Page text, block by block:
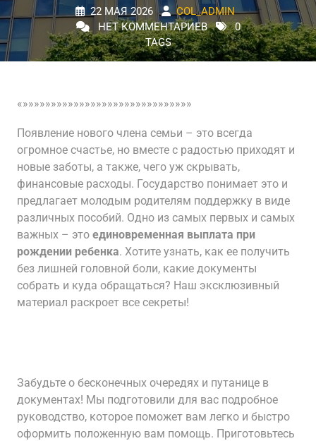
22 МАЯ 2026
COL_ADMIN
НЕТ КОММЕНТАРИЕВ
0
TAGS
«»»»»»»»»»»»»»»»»»»»»»»»»»»»»»»
Появление нового члена семьи – это всегда
огромное счастье, но вместе с радостью приходят и
новые заботы, а также, чего уж скрывать,
финансовые расходы. Государство понимает это и
предлагает молодым родителям поддержку в виде
различных пособий. Одно из самых первых и самых
важных – это единовременная выплата при
рождении ребенка. Хотите узнать, как ее получить
без лишней головной боли, какие документы
собрать и куда обращаться? Наш эксклюзивный
материал раскроет все секреты!
Забудьте о бесконечных очередях и путанице в
документах! Мы подготовили для вас подробное
руководство, которое поможет вам легко и быстро
оформить положенную вам помощь. Приготовьтесь